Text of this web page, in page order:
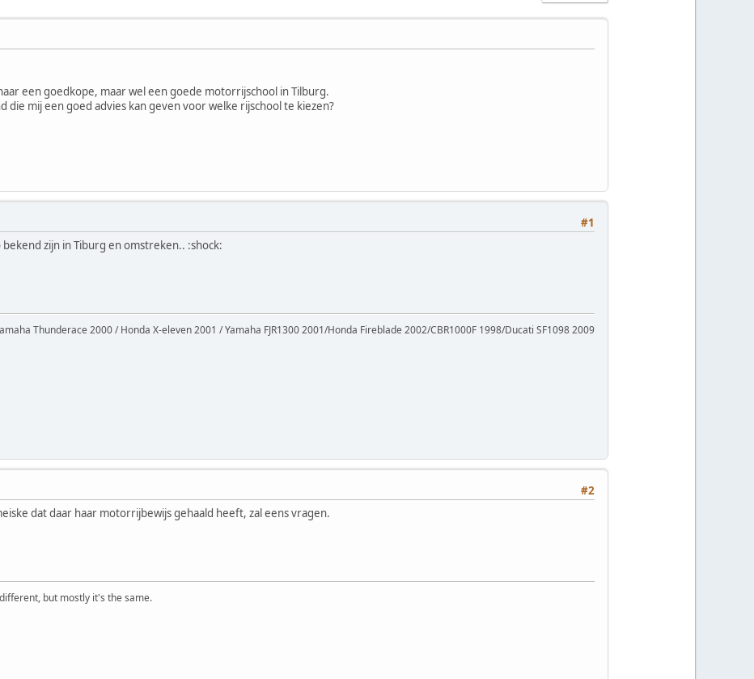
een goedkope, maar wel een goede motorrijschool in Tilburg.
die mij een goed advies kan geven voor welke rijschool te kiezen?
#1
zijn in Tiburg en omstreken.. :shock:
Thunderace 2000 / Honda X-eleven 2001 / Yamaha FJR1300 2001/Honda Fireblade 2002/CBR1000F 1998/Ducati SF1098 2009
#2
dat daar haar motorrijbewijs gehaald heeft, zal eens vragen.
but mostly it's the same.